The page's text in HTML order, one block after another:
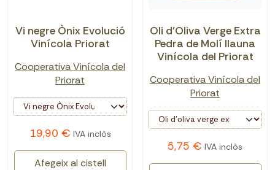
Vi negre Ònix Evolució
Vinícola Priorat
Cooperativa Vinícola del
Priorat
19,90 € IVA inclòs
Afegeix al cistell
Oli d'Oliva Verge Extra
Pedra de Molí llauna
Vinícola del Priorat
Cooperativa Vinícola del
Priorat
5,75 € IVA inclòs